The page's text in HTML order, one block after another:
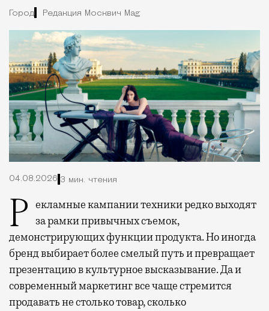
Город Редакция Москвич Mag
04.08.2026 3 мин. чтения
Рекламные кампании техники редко выходят
за рамки привычных съемок,
демонстрирующих функции продукта. Но иногда
бренд выбирает более смелый путь и превращает
презентацию в культурное высказывание. Да и
современный маркетинг все чаще стремится
продавать не столько товар, сколько